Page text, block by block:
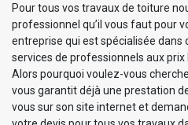
Pour tous vos travaux de toiture
professionnel qu’il vous faut pour
entreprise qui est spécialisée
services de professionnels aux
Alors pourquoi voulez-vous
vous garantit déjà une prestation
vous sur son site internet et